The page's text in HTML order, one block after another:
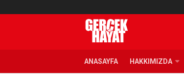
ANASAYFA HAKKIMIZDA